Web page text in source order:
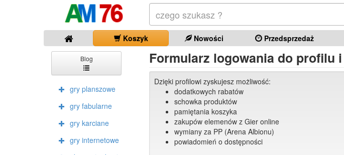
Koszyk Nowości Przedsprzedaż
Blog
gry planszowe
gry fabularne
gry karciane
gry internetowe
Formularz logowania do profilu
Dzięki profilowi zyskujesz możliwość:
dodatkowych rabatów
schowka produktów
pamiętania koszyka
zakupów elemenów z Gier online
wymiany za PP (Arena Albionu)
powiadomień o dostępności